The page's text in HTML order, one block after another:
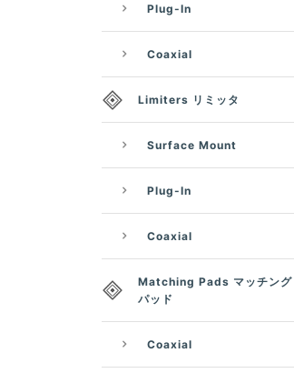
Plug-In
Coaxial
Limiters リミッタ
Surface Mount
Plug-In
Coaxial
Matching Pads マッチング
パッド
Coaxial